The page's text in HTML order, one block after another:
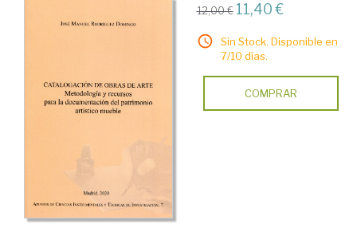
12,00 € 11,40 €
Sin Stock. Disponible en
7/10 días.
COMPRAR